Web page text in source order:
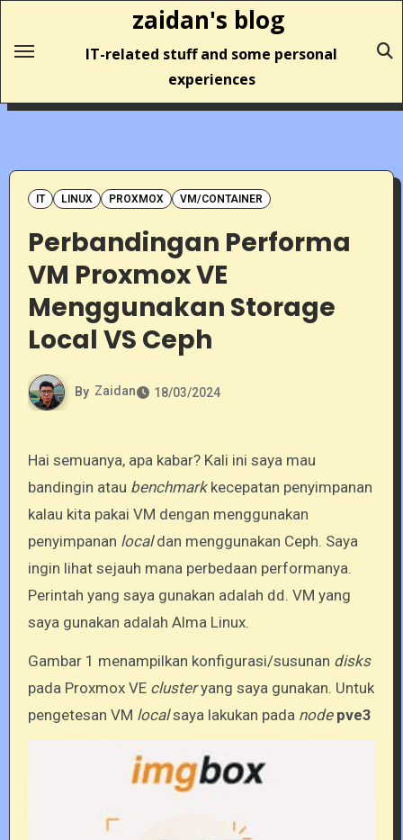
content
zaidan's blog
IT-related stuff and some personal
experiences
IT LINUX PROXMOX VM/CONTAINER
Perbandingan Performa
VM Proxmox VE
Menggunakan Storage
Local VS Ceph
By Zaidan 18/03/2024
Hai semuanya, apa kabar? Kali ini saya mau
bandingin atau benchmark kecepatan penyimpanan
kalau kita pakai VM dengan menggunakan
penyimpanan localdan menggunakan Ceph. Saya
ingin lihat sejauh mana perbedaan performanya.
Perintah yang saya gunakan adalah dd. VM yang
saya gunakan adalah Alma Linux.
Gambar 1 menampilkan konfigurasi/susunan disks
pada Proxmox VE clusteryang saya gunakan. Untuk
pengetesan VM localsaya lakukan pada node pve3